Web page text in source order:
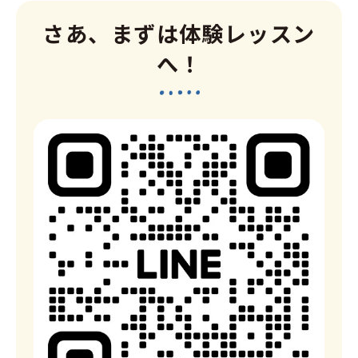
さあ、まずは体験レッスン
へ！